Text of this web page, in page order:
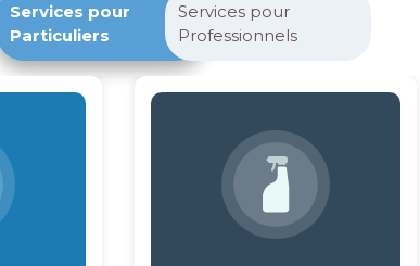
Services pour
Particuliers
Services pour
Professionnels